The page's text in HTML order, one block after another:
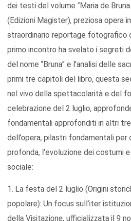
dei testi del volume “Maria de
(Edizioni Magister), preziosa opera
straordinario reportage fotografico
primo incontro ha svelato i segreti
del nome “Bruna” e l’analisi delle
primi tre capitoli del libro, questa
nel vivo della spettacolarità e del
celebrazione del 2 luglio,
fondamentali approfonditi in altri
dell’opera, pilastri fondamentali per
profonda, l’evoluzione dei costumi
sociale:
1. La festa del 2 luglio (Origini
popolare): Un focus sull’iter
della Visitazione, ufficializzata il 9